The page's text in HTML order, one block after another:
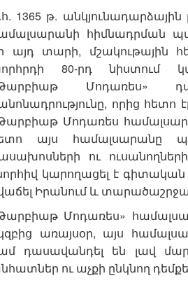
1365 թ.
հիմնադրման
այդ տարի, մշակութային
80-րդ նիստում
Մոդառես»
որից հետո
Մոդառես
այս համալսարանը
ու
կարողացել է
Իրանում և
Մոդառես»
առայսօր, այս
դասավանդել են լավ
ու աչքի ընկնող